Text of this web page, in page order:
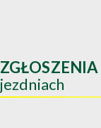
ZGŁOSZENIA
jezdniach